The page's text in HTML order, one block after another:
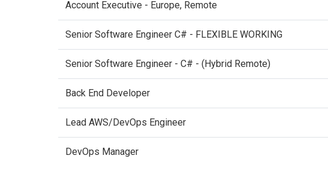
Account Executive - Europe, Remote
Senior Software Engineer C# - FLEXIBLE WORKING
Senior Software Engineer - C# - (Hybrid Remote)
Back End Developer
Lead AWS/DevOps Engineer
DevOps Manager